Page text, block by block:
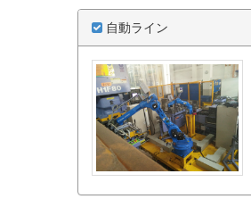
自動ライン